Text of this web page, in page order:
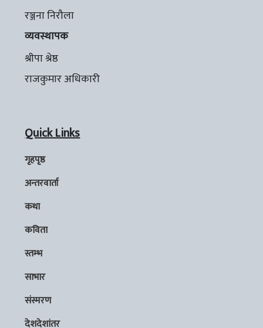
रञ्जना निरौला
व्यवस्थापक
श्रीपा श्रेष्ठ
राजकुमार अधिकारी
Quick Links
गृहपृष्ठ
अन्तरवार्ता
कथा
कविता
स्तम्भ
साभार
संस्मरण
देशदेशांतर